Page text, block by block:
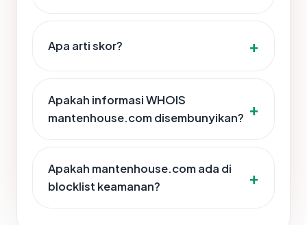
Apa arti skor?
Apakah informasi WHOIS
mantenhouse.com disembunyikan?
Apakah mantenhouse.com ada di
blocklist keamanan?